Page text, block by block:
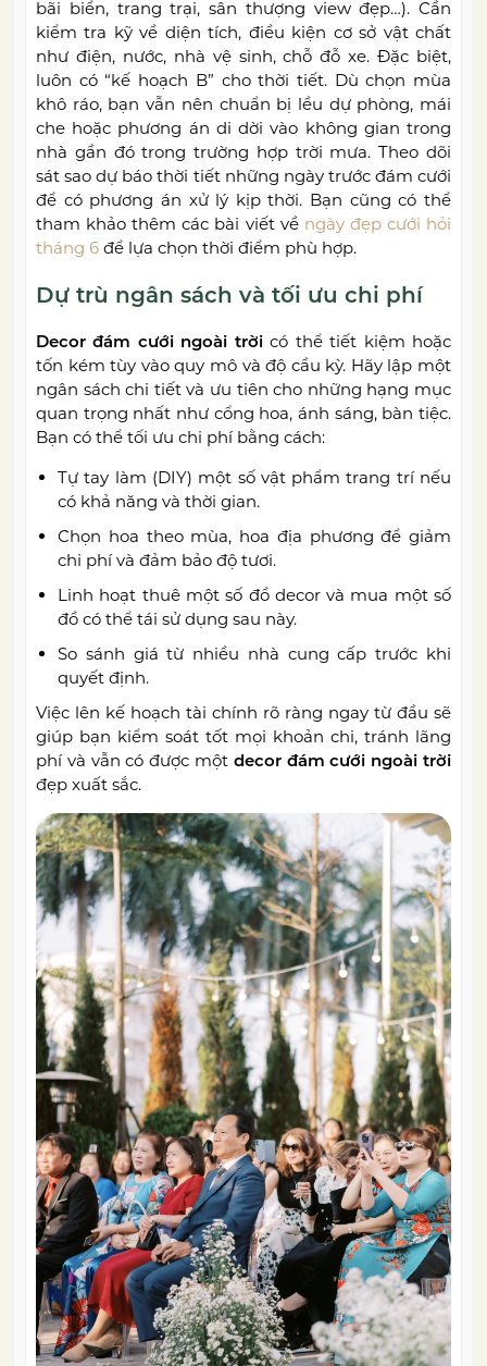
bãi biển, trang trại, sân thượng view đẹp…). Cần
kiểm tra kỹ về diện tích, điều kiện cơ sở vật chất
như điện, nước, nhà vệ sinh, chỗ đỗ xe. Đặc biệt,
luôn có “kế hoạch B” cho thời tiết. Dù chọn mùa
khô ráo, bạn vẫn nên chuẩn bị lều dự phòng, mái
che hoặc phương án di dời vào không gian trong
nhà gần đó trong trường hợp trời mưa. Theo dõi
sát sao dự báo thời tiết những ngày trước đám cưới
để có phương án xử lý kịp thời. Bạn cũng có thể
tham khảo thêm các bài viết về ngày đẹp cưới hỏi
tháng 6 để lựa chọn thời điểm phù hợp.
Dự trù ngân sách và tối ưu chi phí
Decor đám cưới ngoài trờicó thể tiết kiệm hoặc
tốn kém tùy vào quy mô và độ cầu kỳ. Hãy lập một
ngân sách chi tiết và ưu tiên cho những hạng mục
quan trọng nhất như cổng hoa, ánh sáng, bàn tiệc.
Bạn có thể tối ưu chi phí bằng cách:
Tự tay làm (DIY) một số vật phẩm trang trí nếu
có khả năng và thời gian.
Chọn hoa theo mùa, hoa địa phương để giảm
chi phí và đảm bảo độ tươi.
Linh hoạt thuê một số đồ decor và mua một số
đồ có thể tái sử dụng sau này.
So sánh giá từ nhiều nhà cung cấp trước khi
quyết định.
Việc lên kế hoạch tài chính rõ ràng ngay từ đầu sẽ
giúp bạn kiểm soát tốt mọi khoản chi, tránh lãng
phí và vẫn có được một decor đám cưới ngoài trời
đẹp xuất sắc.